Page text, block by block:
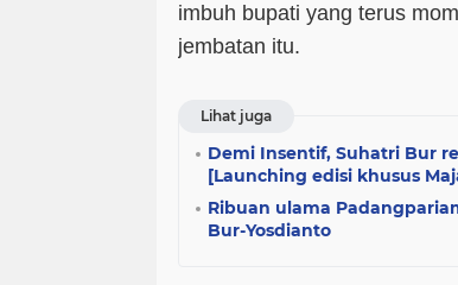
imbuh bupati yang terus
jembatan itu.
Lihat juga
Demi Insentif, Suhatri Bur
[Launching edisi khusus
Ribuan ulama
Bur-Yosdianto